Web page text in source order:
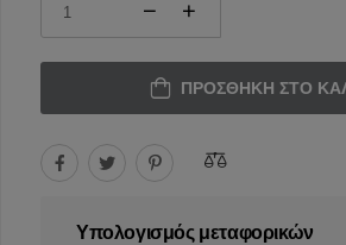
ΠΡΟΣΘΉΚΗ ΣΤΟ
Υπολογισμός μεταφορικών